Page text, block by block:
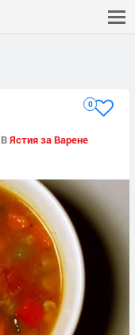
0
ВЯстия за Варене